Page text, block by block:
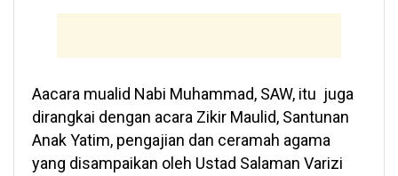
Aacara mualid Nabi Muhammad, SAW, itu juga
dirangkai dengan acara Zikir Maulid, Santunan
Anak Yatim, pengajian dan ceramah agama
yang disampaikan oleh Ustad Salaman Varizi